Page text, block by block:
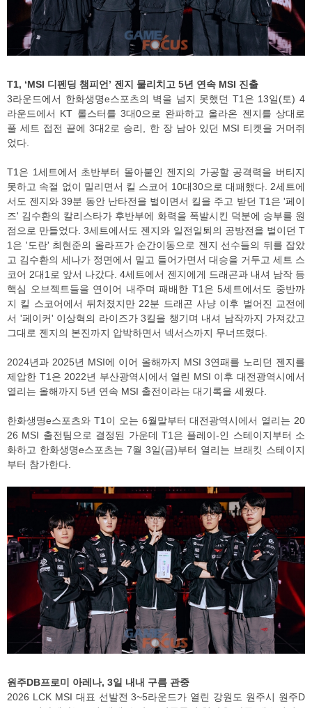
T1, ‘MSI 디펜딩 챔피언’ 젠지 물리치고 5년 연속 MSI 진출
3라운드에서 한화생명e스포츠의 벽을 넘지 못했던 T1은 13일(토) 4
라운드에서 KT 롤스터를 3대0으로 완파하고 올라온 젠지를 상대로
풀 세트 접전 끝에 3대2로 승리, 한 장 남아 있던 MSI 티켓을 거머쥐
었다.
T1은 1세트에서 초반부터 몰아붙인 젠지의 가공할 공격력을 버티지
못하고 속절 없이 밀리면서 킬 스코어 10대30으로 대패했다. 2세트에
서도 젠지와 39분 동안 난타전을 벌이면서 킬을 주고 받던 T1은 '페이
즈' 김수환의 칼리스타가 후반부에 화력을 폭발시킨 덕분에 승부를 원
점으로 만들었다. 3세트에서도 젠지와 일전일퇴의 공방전을 벌이던 T
1은 '도란' 최현준의 올라프가 순간이동으로 젠지 선수들의 뒤를 잡았
고 김수환의 세나가 정면에서 밀고 들어가면서 대승을 거두고 세트 스
코어 2대1로 앞서 나갔다. 4세트에서 젠지에게 드래곤과 내셔 남작 등
핵심 오브젝트들을 연이어 내주며 패배한 T1은 5세트에서도 중반까
지 킬 스코어에서 뒤처졌지만 22분 드래곤 사냥 이후 벌어진 교전에
서 '페이커' 이상혁의 라이즈가 3킬을 챙기며 내셔 남작까지 가져갔고
그대로 젠지의 본진까지 압박하면서 넥서스까지 무너뜨렸다.
2024년과 2025년 MSI에 이어 올해까지 MSI 3연패를 노리던 젠지를
제압한 T1은 2022년 부산광역시에서 열린 MSI 이후 대전광역시에서
열리는 올해까지 5년 연속 MSI 출전이라는 대기록을 세웠다.
한화생명e스포츠와 T1이 오는 6월말부터 대전광역시에서 열리는 20
26 MSI 출전팀으로 결정된 가운데 T1은 플레이-인 스테이지부터 소
화하고 한화생명e스포츠는 7월 3일(금)부터 열리는 브래킷 스테이지
부터 참가한다.
원주DB프로미 아레나, 3일 내내 구름 관중
2026 LCK MSI 대표 선발전 3~5라운드가 열린 강원도 원주시 원주D